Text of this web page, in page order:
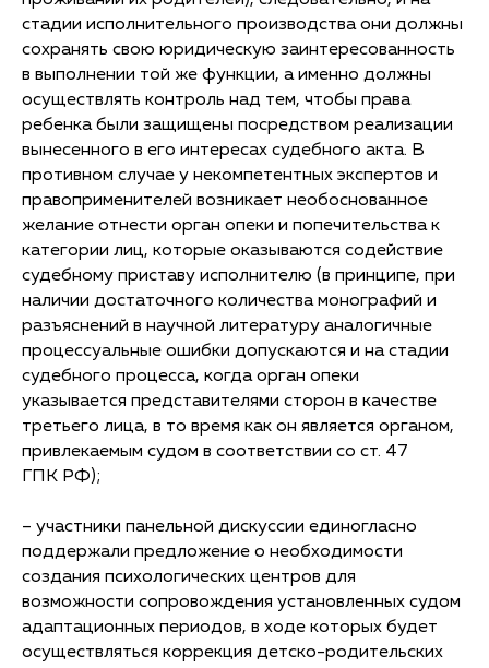
стадии исполнительного производства они должны
сохранять свою юридическую заинтересованность
в выполнении той же функции, а именно должны
осуществлять контроль над тем, чтобы права
ребенка были защищены посредством реализации
вынесенного в его интересах судебного акта. В
противном случае у некомпетентных экспертов и
правоприменителей возникает необоснованное
желание отнести орган опеки и попечительства к
категории лиц, которые оказываются содействие
судебному приставу исполнителю (в принципе, при
наличии достаточного количества монографий и
разъяснений в научной литературу аналогичные
процессуальные ошибки допускаются и на стадии
судебного процесса, когда орган опеки
указывается представителями сторон в качестве
третьего лица, в то время как он является органом,
привлекаемым судом в соответствии со ст. 47
ГПК РФ);
– участники панельной дискуссии единогласно
поддержали предложение о необходимости
создания психологических центров для
возможности сопровождения установленных судом
адаптационных периодов, в ходе которых будет
осуществляться коррекция детско-родительских